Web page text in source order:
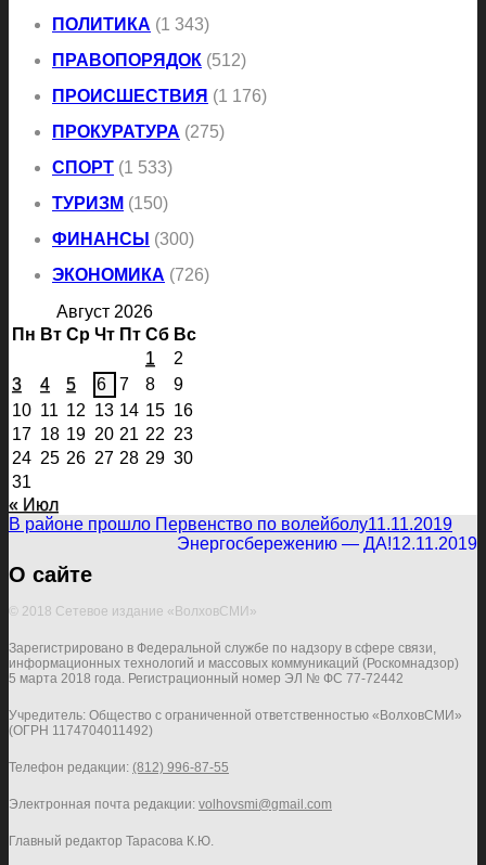
ПОЛИТИКА (1 343)
ПРАВОПОРЯДОК (512)
ПРОИСШЕСТВИЯ (1 176)
ПРОКУРАТУРА (275)
СПОРТ (1 533)
ТУРИЗМ (150)
ФИНАНСЫ (300)
ЭКОНОМИКА (726)
Август 2026
Пн Вт Ср Чт Пт Сб Вс
1
2
3
4 5 6 7 8
9
10 11 12 13 14 15 16
17 18 19 20 21 22 23
24 25 26 27 28 29 30
31
« Июл
В районе прошло Первенство по волейболу11.11.2019
Энергосбережению — ДА!12.11.2019
О сайте
© 2018 Сетевое издание «ВолховСМИ»
Зарегистрировано в Федеральной службе по надзору в сфере связи,
информационных технологий и массовых коммуникаций (Роскомнадзор)
5 марта 2018 года. Регистрационный номер ЭЛ № ФС 77-72442
Учредитель: Общество с ограниченной ответственностью «ВолховСМИ»
(ОГРН 1174704011492)
Телефон редакции: (812) 996-87-55
Электронная почта редакции: volhovsmi@gmail.com
Главный редактор Тарасова К.Ю.